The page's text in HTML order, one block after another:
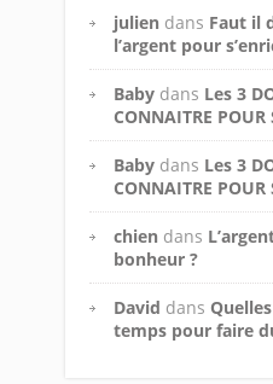
julien dans Faut il
l’argent pour
Baby dans Les 3
CONNAITRE POUR
Baby dans Les 3
CONNAITRE POUR
chien dans
bonheur ?
David dans
temps pour faire